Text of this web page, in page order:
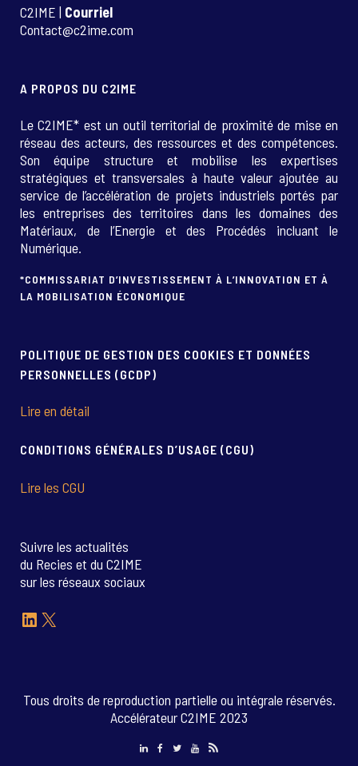
C2IME | Courriel
Contact@c2ime.com
A PROPOS DU C2IME
Le C2IME* est un outil territorial de proximité de mise en
réseau des acteurs, des ressources et des compétences.
Son équipe structure et mobilise les expertises
stratégiques et transversales à haute valeur ajoutée au
service de l’accélération de projets industriels portés par
les entreprises des territoires dans les domaines des
Matériaux, de l’Energie et des Procédés incluant le
Numérique.
*COMMISSARIAT D’INVESTISSEMENT À L’INNOVATION ET À
LA MOBILISATION ÉCONOMIQUE
POLITIQUE DE GESTION DES COOKIES ET DONNÉES
PERSONNELLES (GCDP)
Lire en détail
CONDITIONS GÉNÉRALES D’USAGE (CGU)
Lire les CGU
Suivre les actualités
du Recies et du C2IME
sur les réseaux sociaux
LinkedIn
X
Tous droits de reproduction partielle ou intégrale réservés.
Accélérateur C2IME 2023